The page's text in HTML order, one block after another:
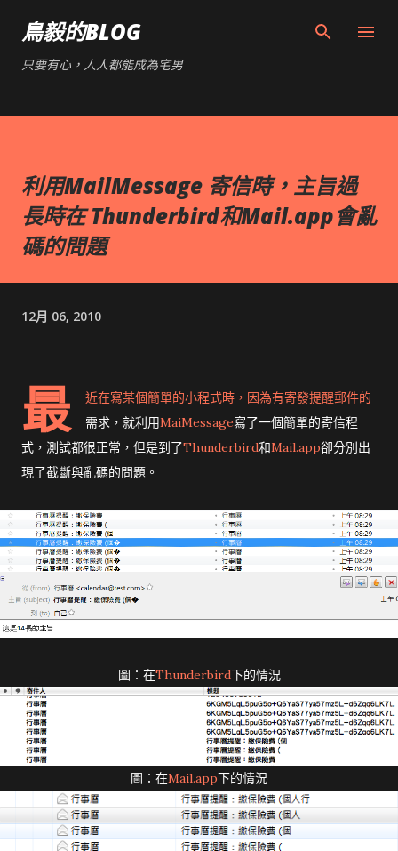
鳥毅的BLOG
只要有心，人人都能成為宅男
利用MailMessage 寄信時，主旨過
長時在 Thunderbird和Mail.app會亂
碼的問題
12月 06, 2010
最
近在寫某個簡單的小程式時，因為有寄發提醒郵件的
需求，就利用MaiMessage寫了一個簡單的寄信程
式，測試都很正常，但是到了Thunderbird和Mail.app卻分別出
現了截斷與亂碼的問題。
圖：在Thunderbird下的情況
圖：在Mail.app下的情況